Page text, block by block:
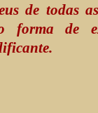
de todas
forma de